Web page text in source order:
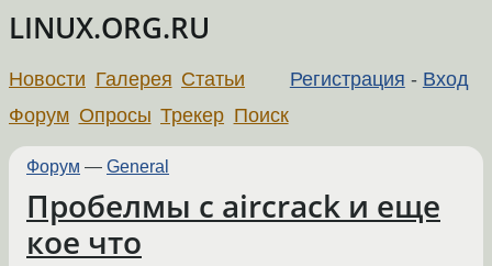
LINUX.ORG.RU
Регистрация - Вход
Новости Галерея Статьи
Форум Опросы Трекер Поиск
Форум — General
Пробелмы с aircrack и еще
кое что